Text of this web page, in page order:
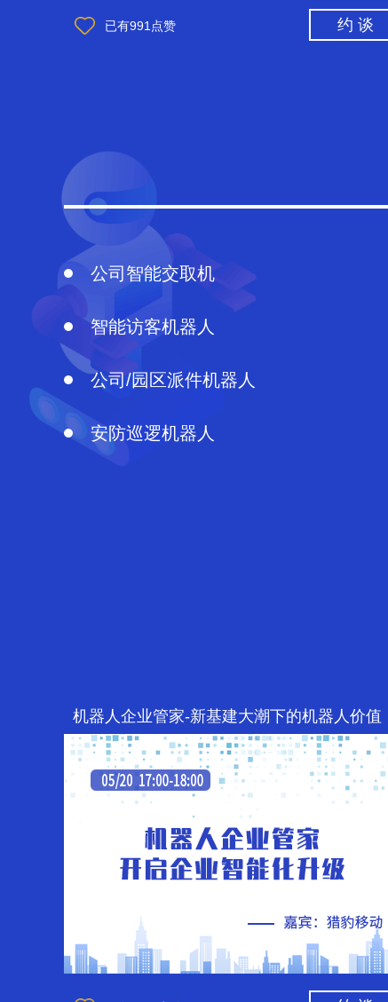
已有991 点赞 约 谈
公司智能交取机
智能访客机器人
公司/园区派件机器人
安防巡逻机器人
清洁机器人
机器人企业管家-新基建大潮下的机器人价值